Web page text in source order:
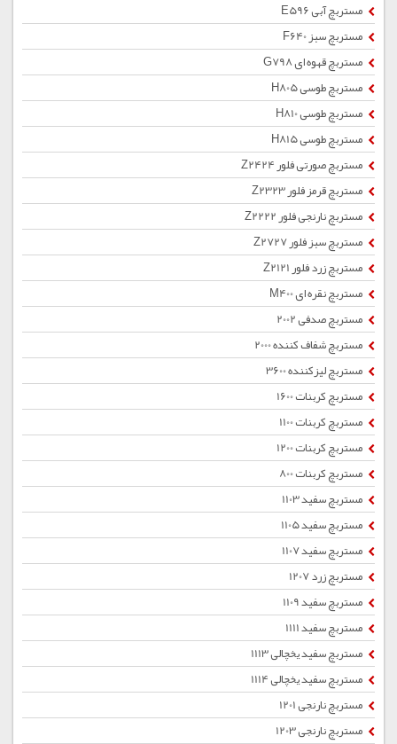
مستربچ آبی E596
مستربچ سبز F640
مستربچ قهوه ای G798
مستربچ طوسی H805
مستربچ طوسی H810
مستربچ طوسی H815
مستربچ صورتی فلور Z2424
مستربچ قرمز فلور Z2323
مستربچ نارنجی فلور Z2222
مستربچ سبز فلور Z2727
مستربچ زرد فلور Z2121
مستربچ نقره ای M400
مستربچ صدفی 2002
مستربچ شفاف کننده 2000
مستربچ لیزکننده 3600
مستربچ کربنات 1600
مستربچ کربنات 1100
مستربچ کربنات 1200
مستربچ کربنات 800
مستربچ سفید 1103
مستربچ سفید 1105
مستربچ سفید 1107
مستربچ زرد 1207
مستربچ سفید 1109
مستربچ سفید 1111
مستربچ سفید یخچالی 1113
مستربچ سفید یخچالی 1114
مستربچ نارنجی 1201
مستربچ نارنجی 1203